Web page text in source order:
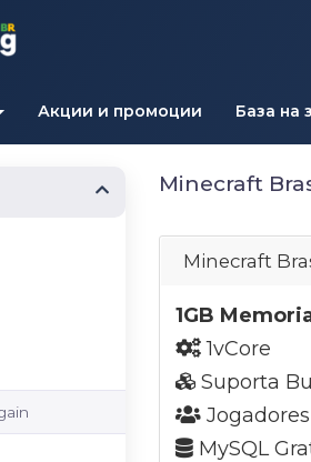
Акции и промоции База на
Minecraft
Minecraft
1GB
1vCore
Suporta
MySQL